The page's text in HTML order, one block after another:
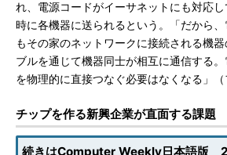
れ、電源コードがイーサネットにも対応
時に各機器に送られるという。「だから
もその家のネットワークに接続される機
ブルを通じて機器同士が相互に通信する
を物理的に直接つなぐ必要はなくなる」（
チップを作る新興企業が直面する課題
続きはComputer Weekly日本語版